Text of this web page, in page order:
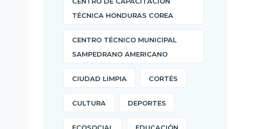
TÉCNICA HONDURAS COREA
CENTRO TÉCNICO MUNICIPAL
SAMPEDRANO AMERICANO
CIUDAD LIMPIA CORTÉS
CULTURA DEPORTES